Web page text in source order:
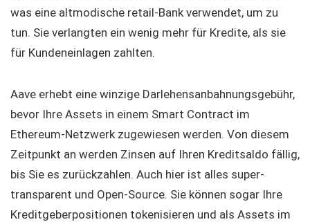
was eine altmodische retail-Bank verwendet, um zu
tun. Sie verlangten ein wenig mehr für Kredite, als sie
für Kundeneinlagen zahlten.
Aave erhebt eine winzige Darlehensanbahnungsgebühr,
bevor Ihre Assets in einem Smart Contract im
Ethereum-Netzwerk zugewiesen werden. Von diesem
Zeitpunkt an werden Zinsen auf Ihren Kreditsaldo fällig,
bis Sie es zurückzahlen. Auch hier ist alles super-
transparent und Open-Source. Sie können sogar Ihre
Kreditgeberpositionen tokenisieren und als Assets im